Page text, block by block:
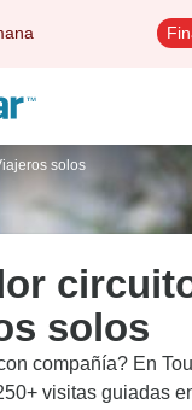
solos
solos
compañía? En
visitas guiadas